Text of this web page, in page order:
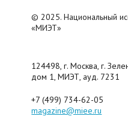
© 2025. Национальный
«МИЭТ»
124498, г. Москва, г.
дом 1, МИЭТ, ауд. 7231
+7 (499) 734-62-05
magazine@miee.ru